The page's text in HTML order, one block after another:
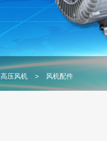
高压风机 > 风机配件